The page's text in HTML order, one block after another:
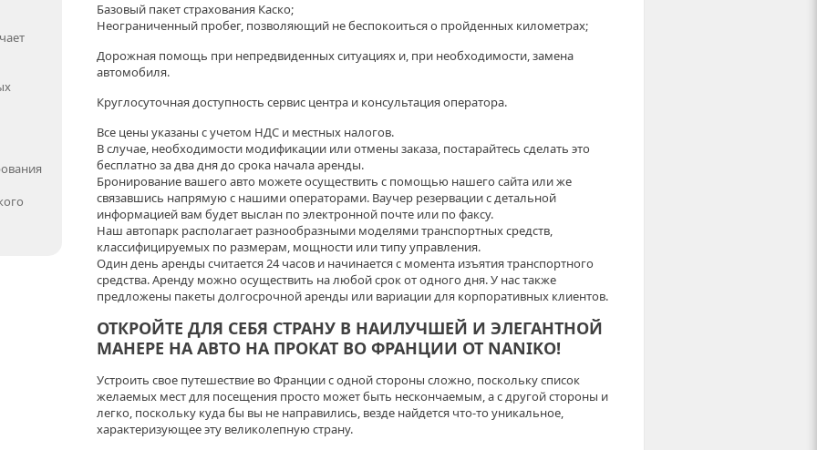
Базовый пакет страхования Каско;
Неограниченный пробег, позволяющий не беспокоиться о пройденных километрах;
Дорожная помощь при непредвиденных ситуациях и, при необходимости, замена
автомобиля.
Круглосуточная доступность сервис центра и консультация оператора.
Все цены указаны с учетом НДС и местных налогов.
В случае, необходимости модификации или отмены заказа, постарайтесь сделать это
бесплатно за два дня до срока начала аренды.
Бронирование вашего авто можете осуществить с помощью нашего сайта или же
связавшись напрямую с нашими операторами. Ваучер резервации с детальной
информацией вам будет выслан по электронной почте или по факсу.
Наш автопарк располагает разнообразными моделями транспортных средств,
классифицируемых по размерам, мощности или типу управления.
Один день аренды считается 24 часов и начинается с момента изъятия транспортного
средства. Аренду можно осуществить на любой срок от одного дня. У нас также
предложены пакеты долгосрочной аренды или вариации для корпоративных клиентов.
ОТКРОЙТЕ ДЛЯ СЕБЯ СТРАНУ ​​В НАИЛУЧШЕЙ И ЭЛЕГАНТНОЙ
МАНЕРЕ НА АВТО НА ПРОКАТ ВО ФРАНЦИИ ОТ NANIKO!
Устроить свое путешествие во Франции с одной стороны сложно, поскольку список
желаемых мест для посещения просто может быть нескончаемым, а с другой стороны и
легко, поскольку куда бы вы не направились, везде найдется что-то уникальное,
характеризующее эту великолепную страну.